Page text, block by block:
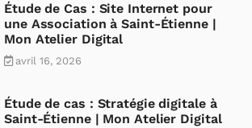
Étude de Cas : Site Internet pour
une Association à Saint-Étienne |
Mon Atelier Digital
avril 16, 2026
Étude de cas : Stratégie digitale à
Saint-Étienne | Mon Atelier Digital